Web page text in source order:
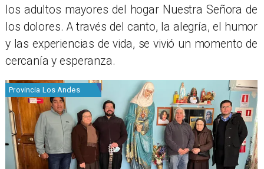
los adultos mayores del hogar Nuestra Señora de
los dolores. A través del canto, la alegría, el humor
y las experiencias de vida, se vivió un momento de
cercanía y esperanza.
Provincia Los Andes